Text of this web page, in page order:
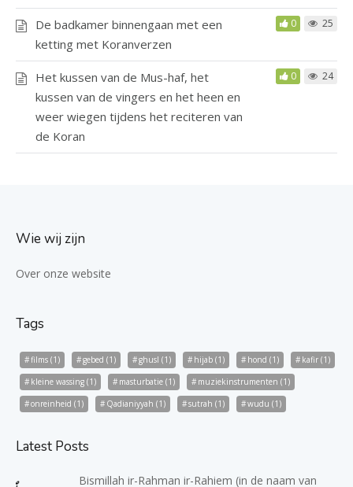
De badkamer binnengaan met een
ketting met Koranverzen
0 25
Het kussen van de Mus-haf, het
kussen van de vingers en het heen en
weer wiegen tijdens het reciteren van
de Koran
0 24
Wie wij zijn
Over onze website
Tags
films (1) gebed (1) ghusl (1) hijab (1) hond (1) kafir (1)
kleine wassing (1) masturbatie (1) muziekinstrumenten (1)
onreinheid (1) Qadianiyyah (1) sutrah (1) wudu (1)
Latest Posts
Bismillah ir-Rahman ir-Rahiem (in de naam van